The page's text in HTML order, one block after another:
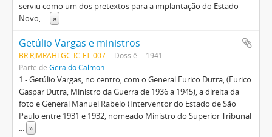
serviu como um dos pretextos para a implantação do Estado
Novo, ... »
Getúlio Vargas e ministros
BR RJMRAHI GC-IC-FT-007 Dossiê
1941 -
Parte de Geraldo Calmon
1 - Getúlio Vargas, no centro, com o General Eurico Dutra, (Eurico
Gaspar Dutra, Ministro da Guerra de 1936 a 1945), a direita da
foto e General Manuel Rabelo (Interventor do Estado de São
Paulo entre 1931 e 1932, nomeado Ministro do Superior Tribunal
... »